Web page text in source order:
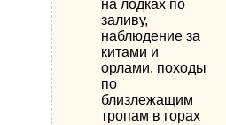
на лодках по
заливу,
наблюдение за
китами и
орлами, походы
по
близлежащим
тропам в горах